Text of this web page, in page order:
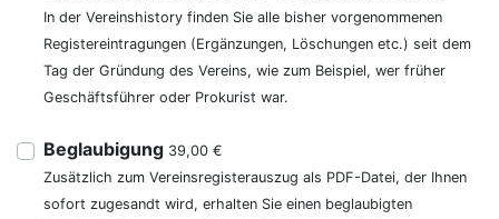
In der Vereinshistory finden Sie alle bisher vorgenommenen
Registereintragungen (Ergänzungen, Löschungen etc.) seit dem
Tag der Gründung des Vereins, wie zum Beispiel, wer früher
Geschäftsführer oder Prokurist war.
Beglaubigung 39,00 €
Zusätzlich zum Vereinsregisterauszug als PDF-Datei, der Ihnen
sofort zugesandt wird, erhalten Sie einen beglaubigten